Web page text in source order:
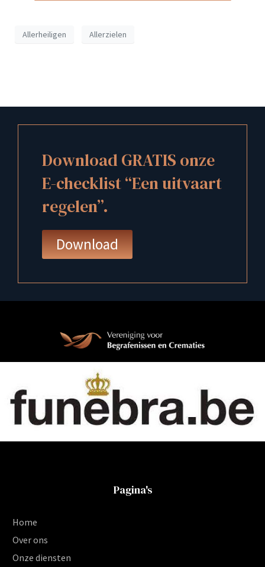
Allerheiligen Allerzielen
Download GRATIS onze
E-checklist “Een uitvaart
regelen”.
Download
Pagina's
Home
Over ons
Onze diensten